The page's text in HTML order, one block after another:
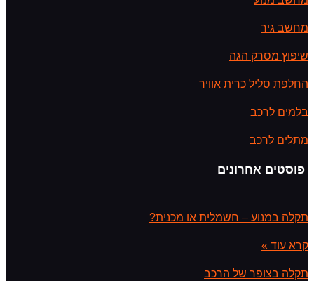
מחשב גיר
שיפוץ מסרק הגה
החלפת סליל כרית אוויר
בלמים לרכב
מתלים לרכב
פוסטים אחרונים
תקלה במנוע – חשמלית או מכנית?
קרא עוד »
תקלה בצופר של הרכב